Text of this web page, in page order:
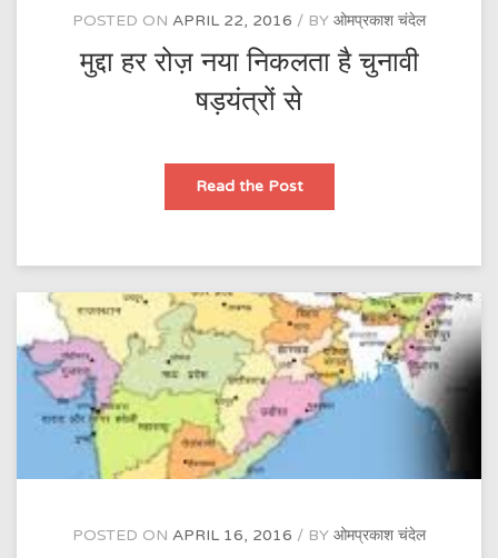
POSTED ON APRIL 22, 2016 BY ओमप्रकाश चंदेल
मुद्दा हर रोज़ नया निकलता है चुनावी
षड़यंत्रों से
Read the Postमुद्दा
रोज़
है
षड़यंत्रों
से
POSTED ON APRIL 16, 2016 BY ओमप्रकाश चंदेल